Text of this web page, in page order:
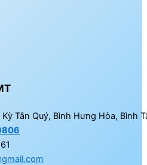
Tân Quý, Bình Hưng Hòa, Bình